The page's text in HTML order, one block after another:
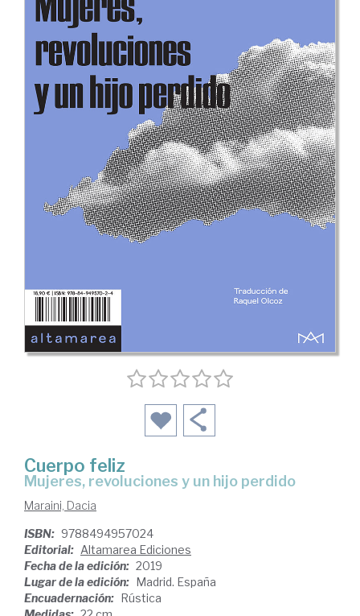
Cuerpo feliz
mujeres, revoluciones y un hijo perdido
Maraini, Dacia
ISBN: 9788494957024
Editorial: Altamarea Ediciones
Fecha de la edición: 2019
Lugar de la edición: Madrid. España
Encuadernación: Rústica